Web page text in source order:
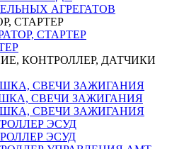
АГРЕГАТОВ
СТАРТЕР
СТАРТЕР
КОНТРОЛЛЕР, ДАТЧИКИ
СВЕЧИ ЗАЖИГАНИЯ
СВЕЧИ ЗАЖИГАНИЯ
СВЕЧИ ЗАЖИГАНИЯ
ЭСУД
ЭСУД